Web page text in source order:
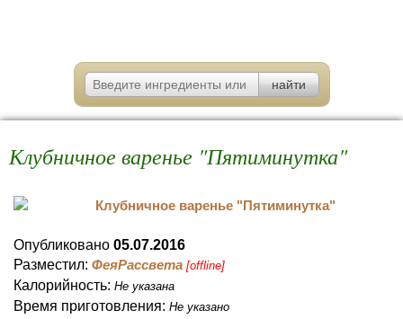
Клубничное варенье "Пятиминутка"
Опубликовано 05.07.2016
Разместил: ФеяРассвета [offline]
Калорийность: Не указана
Время приготовления: Не указано